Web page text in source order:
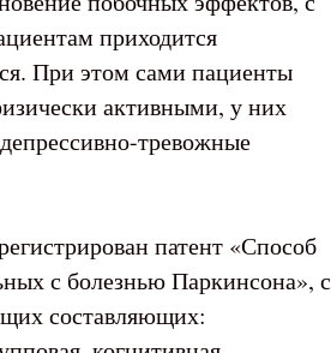
приходится
При этом сами пациенты
активными, у них
тревожные
патент «Способ
с болезнью Паркинсона», с
составляющих: